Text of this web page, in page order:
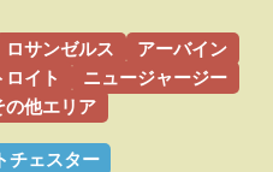
ロサンゼルス
アーバイン
ロイト
ニュージャージー
の他エリア
チェスター